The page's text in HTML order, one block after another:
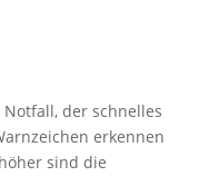
der schnelles
erkennen
sind die